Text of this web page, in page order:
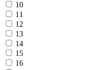
10
11
12
13
14
15
16